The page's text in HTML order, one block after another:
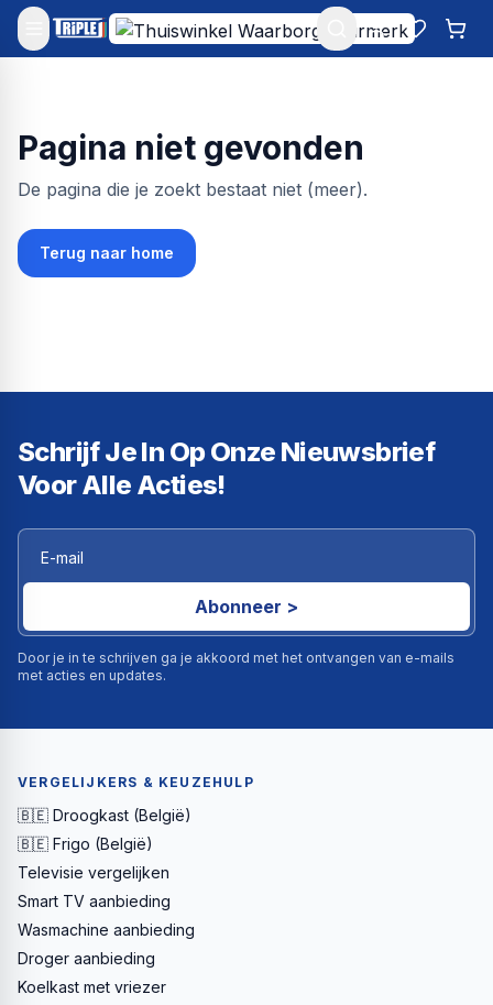
Mijn account
Pagina niet gevonden
De pagina die je zoekt bestaat niet (meer).
Terug naar home
Schrijf Je In Op Onze Nieuwsbrief
Voor Alle Acties!
Abonneer >
Door je in te schrijven ga je akkoord met het ontvangen van e-mails
met acties en updates.
VERGELIJKERS & KEUZEHULP
🇧🇪 Droogkast (België)
🇧🇪 Frigo (België)
Televisie vergelijken
Smart TV aanbieding
Wasmachine aanbieding
Droger aanbieding
Koelkast met vriezer